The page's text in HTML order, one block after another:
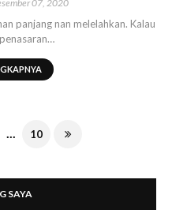
07, 2020
panjang nan melelahkan. Kalau
... 10
SAYA